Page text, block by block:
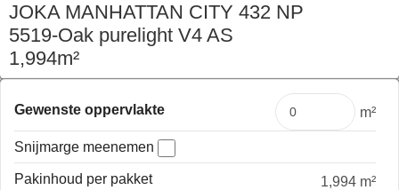
JOKA MANHATTAN CITY 432 NP
5519-Oak purelight V4 AS
1,994m²
€21,00 per pak
Gewenste oppervlakte m²
Snijmarge meenemen
Pakinhoud per pakket
1,994 m²